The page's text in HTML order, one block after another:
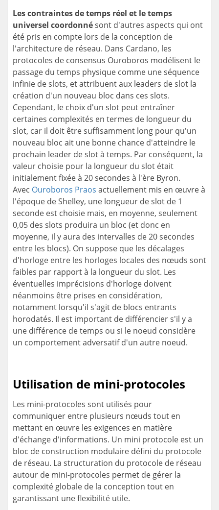
Les contraintes de temps réel et le temps
universel coordonnésont d'autres aspects qui ont
été pris en compte lors de la conception de
l'architecture de réseau. Dans Cardano, les
protocoles de consensus Ouroboros modélisent le
passage du temps physique comme une séquence
infinie de slots, et attribuent aux leaders de slot la
création d'un nouveau bloc dans ces slots.
Cependant, le choix d'un slot peut entraîner
certaines complexités en termes de longueur du
slot, car il doit être suffisamment long pour qu'un
nouveau bloc ait une bonne chance d'atteindre le
prochain leader de slot à temps. Par conséquent, la
valeur choisie pour la longueur du slot était
initialement fixée à 20 secondes à l'ère Byron.
Avec Ouroboros Praos actuellement mis en œuvre à
l'époque de Shelley, une longueur de slot de 1
seconde est choisie mais, en moyenne, seulement
0,05 des slots produira un bloc (et donc en
moyenne, il y aura des intervalles de 20 secondes
entre les blocs). On suppose que les décalages
d'horloge entre les horloges locales des nœuds sont
faibles par rapport à la longueur du slot. Les
éventuelles imprécisions d'horloge doivent
néanmoins être prises en considération,
notamment lorsqu'il s'agit de blocs entrants
horodatés. Il est important de différencier s'il y a
une différence de temps ou si le noeud considère
un comportement adversatif d'un autre noeud.
Utilisation de mini-protocoles
Les mini-protocoles sont utilisés pour
communiquer entre plusieurs nœuds tout en
mettant en œuvre les exigences en matière
d'échange d'informations. Un mini protocole est un
bloc de construction modulaire défini du protocole
de réseau. La structuration du protocole de réseau
autour de mini-protocoles permet de gérer la
complexité globale de la conception tout en
garantissant une flexibilité utile.